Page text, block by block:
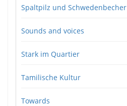
Spaltpilz und Schwedenbecher
Sounds and voices
Stark im Quartier
Tamilische Kultur
Towards